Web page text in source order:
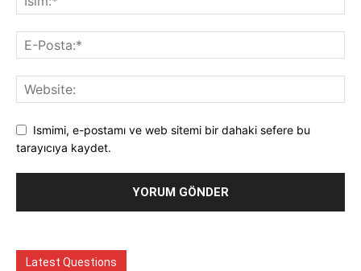
Ismimi, e-postamı ve web sitemi bir dahaki sefere bu
tarayıcıya kaydet.
Latest Questions